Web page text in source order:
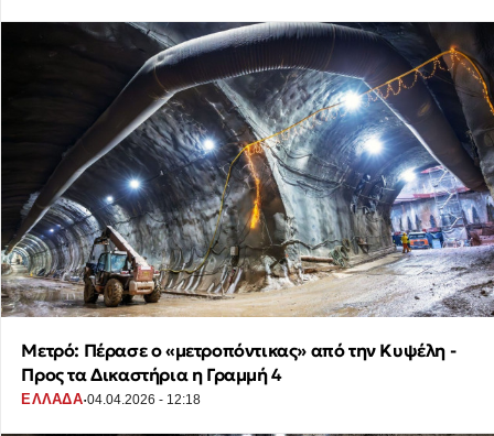
Μετρό: Πέρασε ο «μετροπόντικας» από την Κυψέλη -
Προς τα Δικαστήρια η Γραμμή 4
ΕΛΛΑΔΑ·04.04.2026 - 12:18